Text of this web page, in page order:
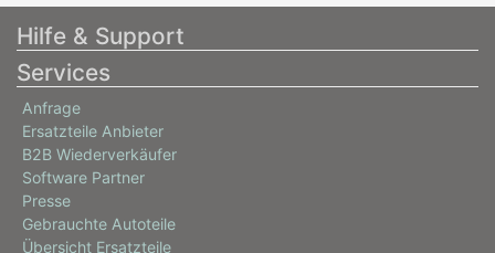
Hilfe & Support
Services
Anfrage
Ersatzteile Anbieter
B2B Wiederverkäufer
Software Partner
Presse
Gebrauchte Autoteile
Übersicht Ersatzteile